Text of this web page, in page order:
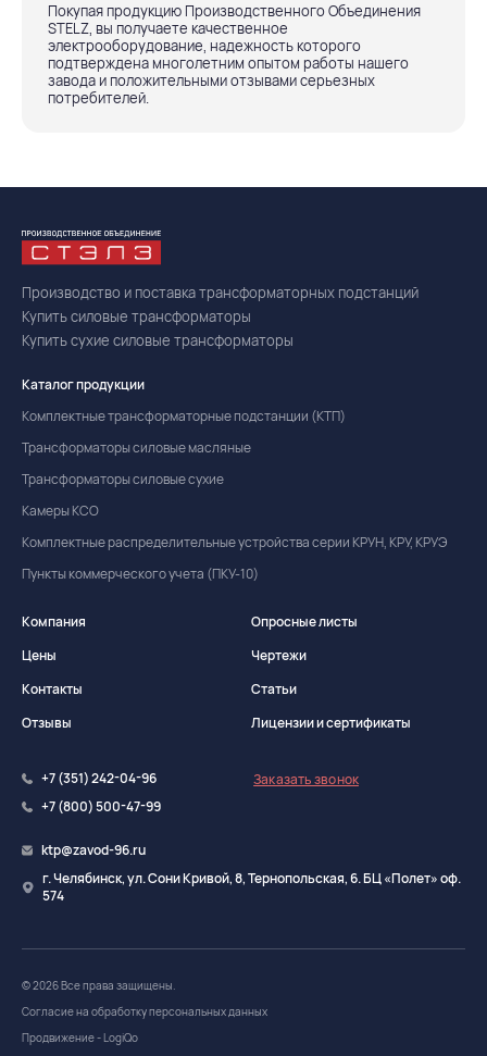
Покупая продукцию Производственного Объединения
STELZ, вы получаете качественное
электрооборудование, надежность которого
подтверждена многолетним опытом работы нашего
завода и положительными отзывами серьезных
потребителей.
Производство и поставка трансформаторных подстанций
Купить силовые трансформаторы
Купить сухие силовые трансформаторы
Каталог продукции
Комплектные трансформаторные подстанции (КТП)
Трансформаторы силовые масляные
Трансформаторы силовые сухие
Камеры КСО
Комплектные распределительные устройства серии КРУН, КРУ, КРУЭ
Пункты коммерческого учета (ПКУ-10)
Компания
Цены
Контакты
Отзывы
Опросные листы
Чертежи
Статьи
Лицензии и сертификаты
+7 (351) 242-04-96
+7 (800) 500-47-99
Заказать звонок
ktp@zavod-96.ru
г. Челябинск, ул. Сони Кривой, 8, Тернопольская, 6. БЦ «Полет» оф.
574
© 2026 Все права защищены.
Согласие на обработку персональных данных
Продвижение - LogiQo